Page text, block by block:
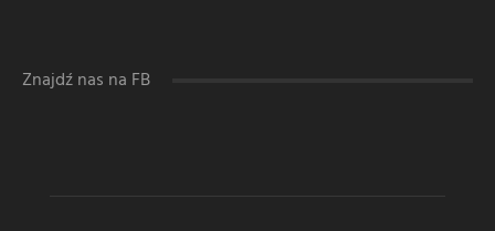
Znajdź nas na FB